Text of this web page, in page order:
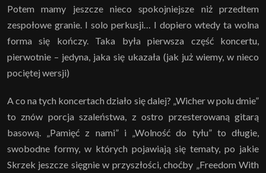
Potem mamy jeszcze nieco spokojniejsze niż przedtem
zespołowe granie. I solo perkusji… I dopiero wtedy ta wolna
forma się kończy. Taka była pierwsza część koncertu,
pierwotnie – jedyna, jaka się ukazała (jak już wiemy, w nieco
pociętej wersji)
A co na tych koncertach działo się dalej? „Wicher w polu dmie”
to znów porcja szaleństwa, z ostro przesterowaną gitarą
basową. „Pamięć z nami” i „Wolność do tyłu” to długie,
swobodne formy, w których pojawiają się tematy, po jakie
Skrzek jeszcze sięgnie w przyszłości, choćby „Freedom With